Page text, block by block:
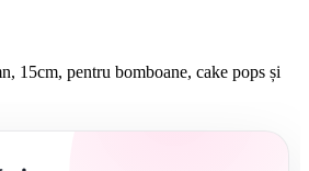
15cm, pentru bomboane, cake pops și